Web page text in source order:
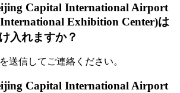
Capital International Airport
Exhibition Center)は
入れますか？
送信してご連絡ください。
Capital International Airport